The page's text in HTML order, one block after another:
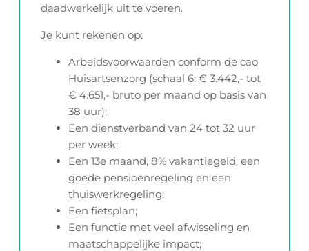
daadwerkelijk uit te voeren.
Je kunt rekenen op:
Arbeidsvoorwaarden conform de cao
Huisartsenzorg (schaal 6: € 3.442,- tot
€ 4.651,- bruto per maand op basis van
38 uur);
Een dienstverband van 24 tot 32 uur
per week;
Een 13e maand, 8% vakantiegeld, een
goede pensioenregeling en een
thuiswerkregeling;
Een fietsplan;
Een functie met veel afwisseling en
maatschappelijke impact;